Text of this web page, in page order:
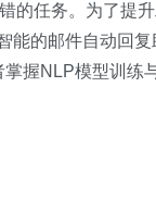
的任务。为了提
的邮件自动回
握NLP模型训练